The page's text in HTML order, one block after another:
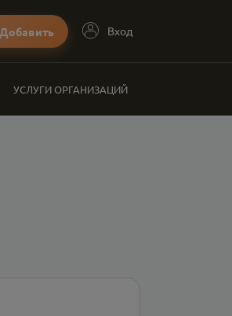
Добавить Вход
УСЛУГИ ОРГАНИЗАЦИЙ